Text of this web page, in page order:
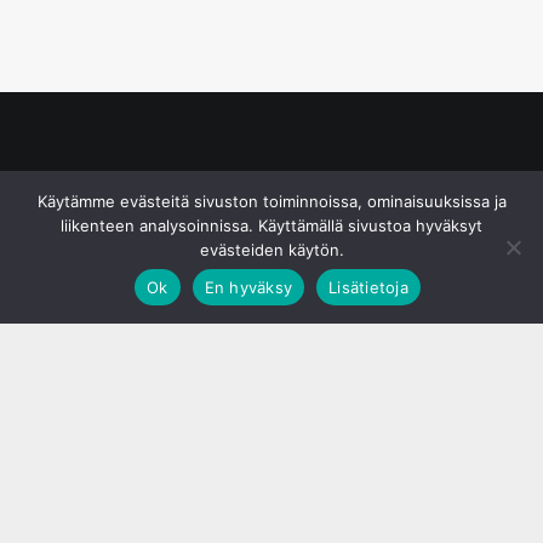
Käytämme evästeitä sivuston toiminnoissa, ominaisuuksissa ja
liikenteen analysoinnissa. Käyttämällä sivustoa hyväksyt
evästeiden käytön.
Ok
En hyväksy Lisätietoja